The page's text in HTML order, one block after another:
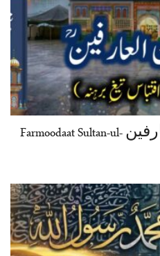
فرمودات سلطان العارفین Farmoodaat Sultan-ul-